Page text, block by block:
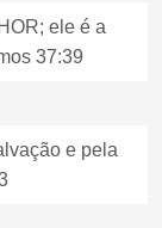
ele é a
37:39
e pela